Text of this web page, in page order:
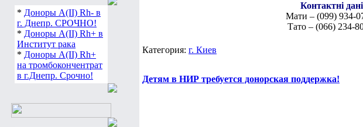
* Доноры А(ІІ) Rh- в
г. Днепр. СРОЧНО!
* Доноры А(ІІ) Rh+ в
Институт рака
* Доноры А(ІІ) Rh+
на тромбокончентрат
в г.Днепр. Срочно!
Контактні дані
Мати – (099) 934-
Тато – (066) 234-
Категория: г. Киев
Детям в НИР требуется донорская поддержка!